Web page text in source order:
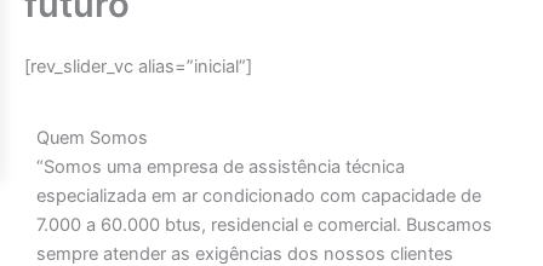
[rev_slider_vc alias=”inicial”]
Quem Somos
“Somos uma empresa de assistência técnica
especializada em ar condicionado com capacidade de
7.000 a 60.000 btus, residencial e comercial. Buscamos
sempre atender as exigências dos nossos clientes